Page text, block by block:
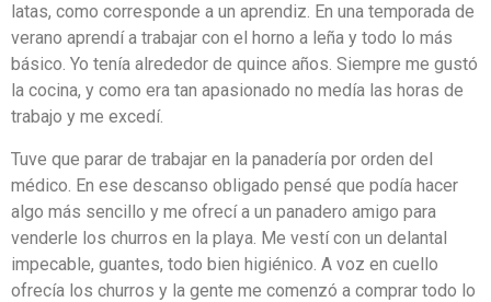
latas, como corresponde a un aprendiz. En una temporada de
verano aprendí a trabajar con el horno a leña y todo lo más
básico. Yo tenía alrededor de quince años. Siempre me gustó
la cocina, y como era tan apasionado no medía las horas de
trabajo y me excedí.
Tuve que parar de trabajar en la panadería por orden del
médico. En ese descanso obligado pensé que podía hacer
algo más sencillo y me ofrecí a un panadero amigo para
venderle los churros en la playa. Me vestí con un delantal
impecable, guantes, todo bien higiénico. A voz en cuello
ofrecía los churros y la gente me comenzó a comprar todo lo